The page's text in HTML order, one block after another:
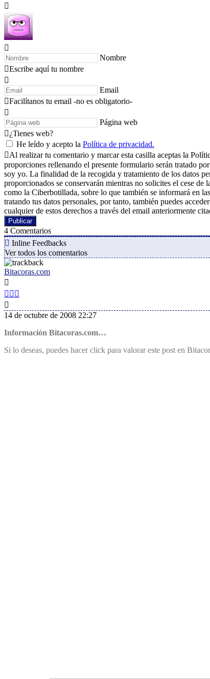
Nombre
Escribe aquí tu nombre
Email
Facilítanos tu email -no es obligatorio-
Página web
¿Tienes web?
He leído y acepto la Política de privacidad.
Al realizar tu comentario y marcar esta casilla aceptas la
proporciones rellenando el presente formulario serán tratado
soy yo. La finalidad de la recogida y tratamiento de los datos
proporcionados se conservarán mientras no solicites el cese
como la Ciberbotillada, sobre lo que también se informará en
tratando tus datos personales, por tanto, también puedes
cualquier de estos derechos a través del email anteriormente
4 Comentarios
Inline Feedbacks
Ver todos los comentarios
Bitacoras.com
14 de octubre de 2008 22:27
Información Bitacoras.com…
Si lo deseas, puedes hacer click para valorar este post en